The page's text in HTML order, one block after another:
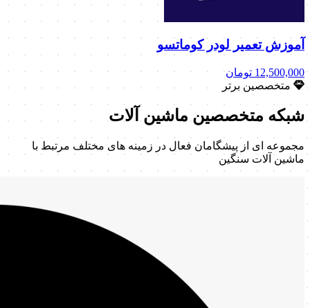
آموزش تعمیر لودر کوماتسو
12,500,000 تومان
متخصصین برتر
شبکه متخصصین ماشین آلات
مجموعه ای از پیشگامان فعال در زمینه های مختلف مرتبط با
ماشین آلات سنگین